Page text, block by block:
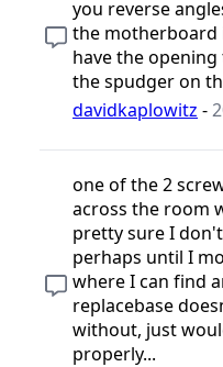
you reverse
the motherboard
have the
the spudger on
davidkaplowitz -
one of the 2
across the room
pretty sure I
perhaps until I
where I can find
replacebase
without, just
properly...